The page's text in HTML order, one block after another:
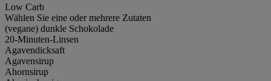
Low Carb
Wählen Sie eine oder mehrere Zutaten
(vegane) dunkle Schokolade
20-Minuten-Linsen
Agavendicksaft
Agavensirup
Ahornsirup